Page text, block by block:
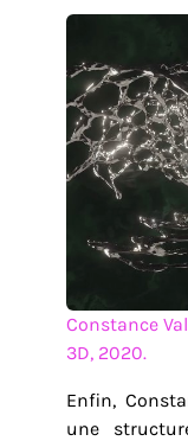
Constance
3D, 2020.
Enfin,
une